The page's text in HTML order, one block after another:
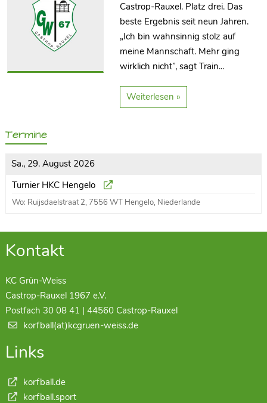
Castrop-Rauxel. Platz drei. Das
beste Ergebnis seit neun Jahren.
„Ich bin wahnsinnig stolz auf
meine Mannschaft. Mehr ging
wirklich nicht”, sagt Train...
Weiterlesen »
Termine
Sa., 29. August 2026
Turnier HKC Hengelo
Wo: Ruijsdaelstraat 2, 7556 WT Hengelo, Niederlande
Kontakt
KC Grün-Weiss
Castrop-Rauxel 1967 e.V.
Postfach 30 08 41 | 44560 Castrop-Rauxel
korfball(at)kcgruen-weiss.de
Links
korfball.de
korfball.sport